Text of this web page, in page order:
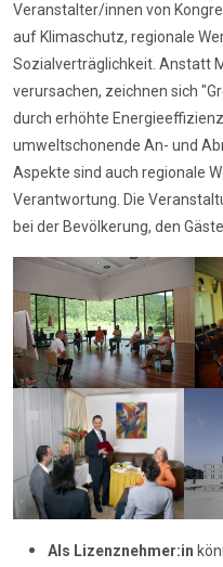
Veranstalter/innen von
auf Klimaschutz, regionale
Sozialverträglichkeit. Anstatt
verursachen, zeichnen sich
durch erhöhte
umweltschonende An- und
Aspekte sind auch regionale
Verantwortung. Die
bei der Bevölkerung, den
Als Lizenznehmer:in